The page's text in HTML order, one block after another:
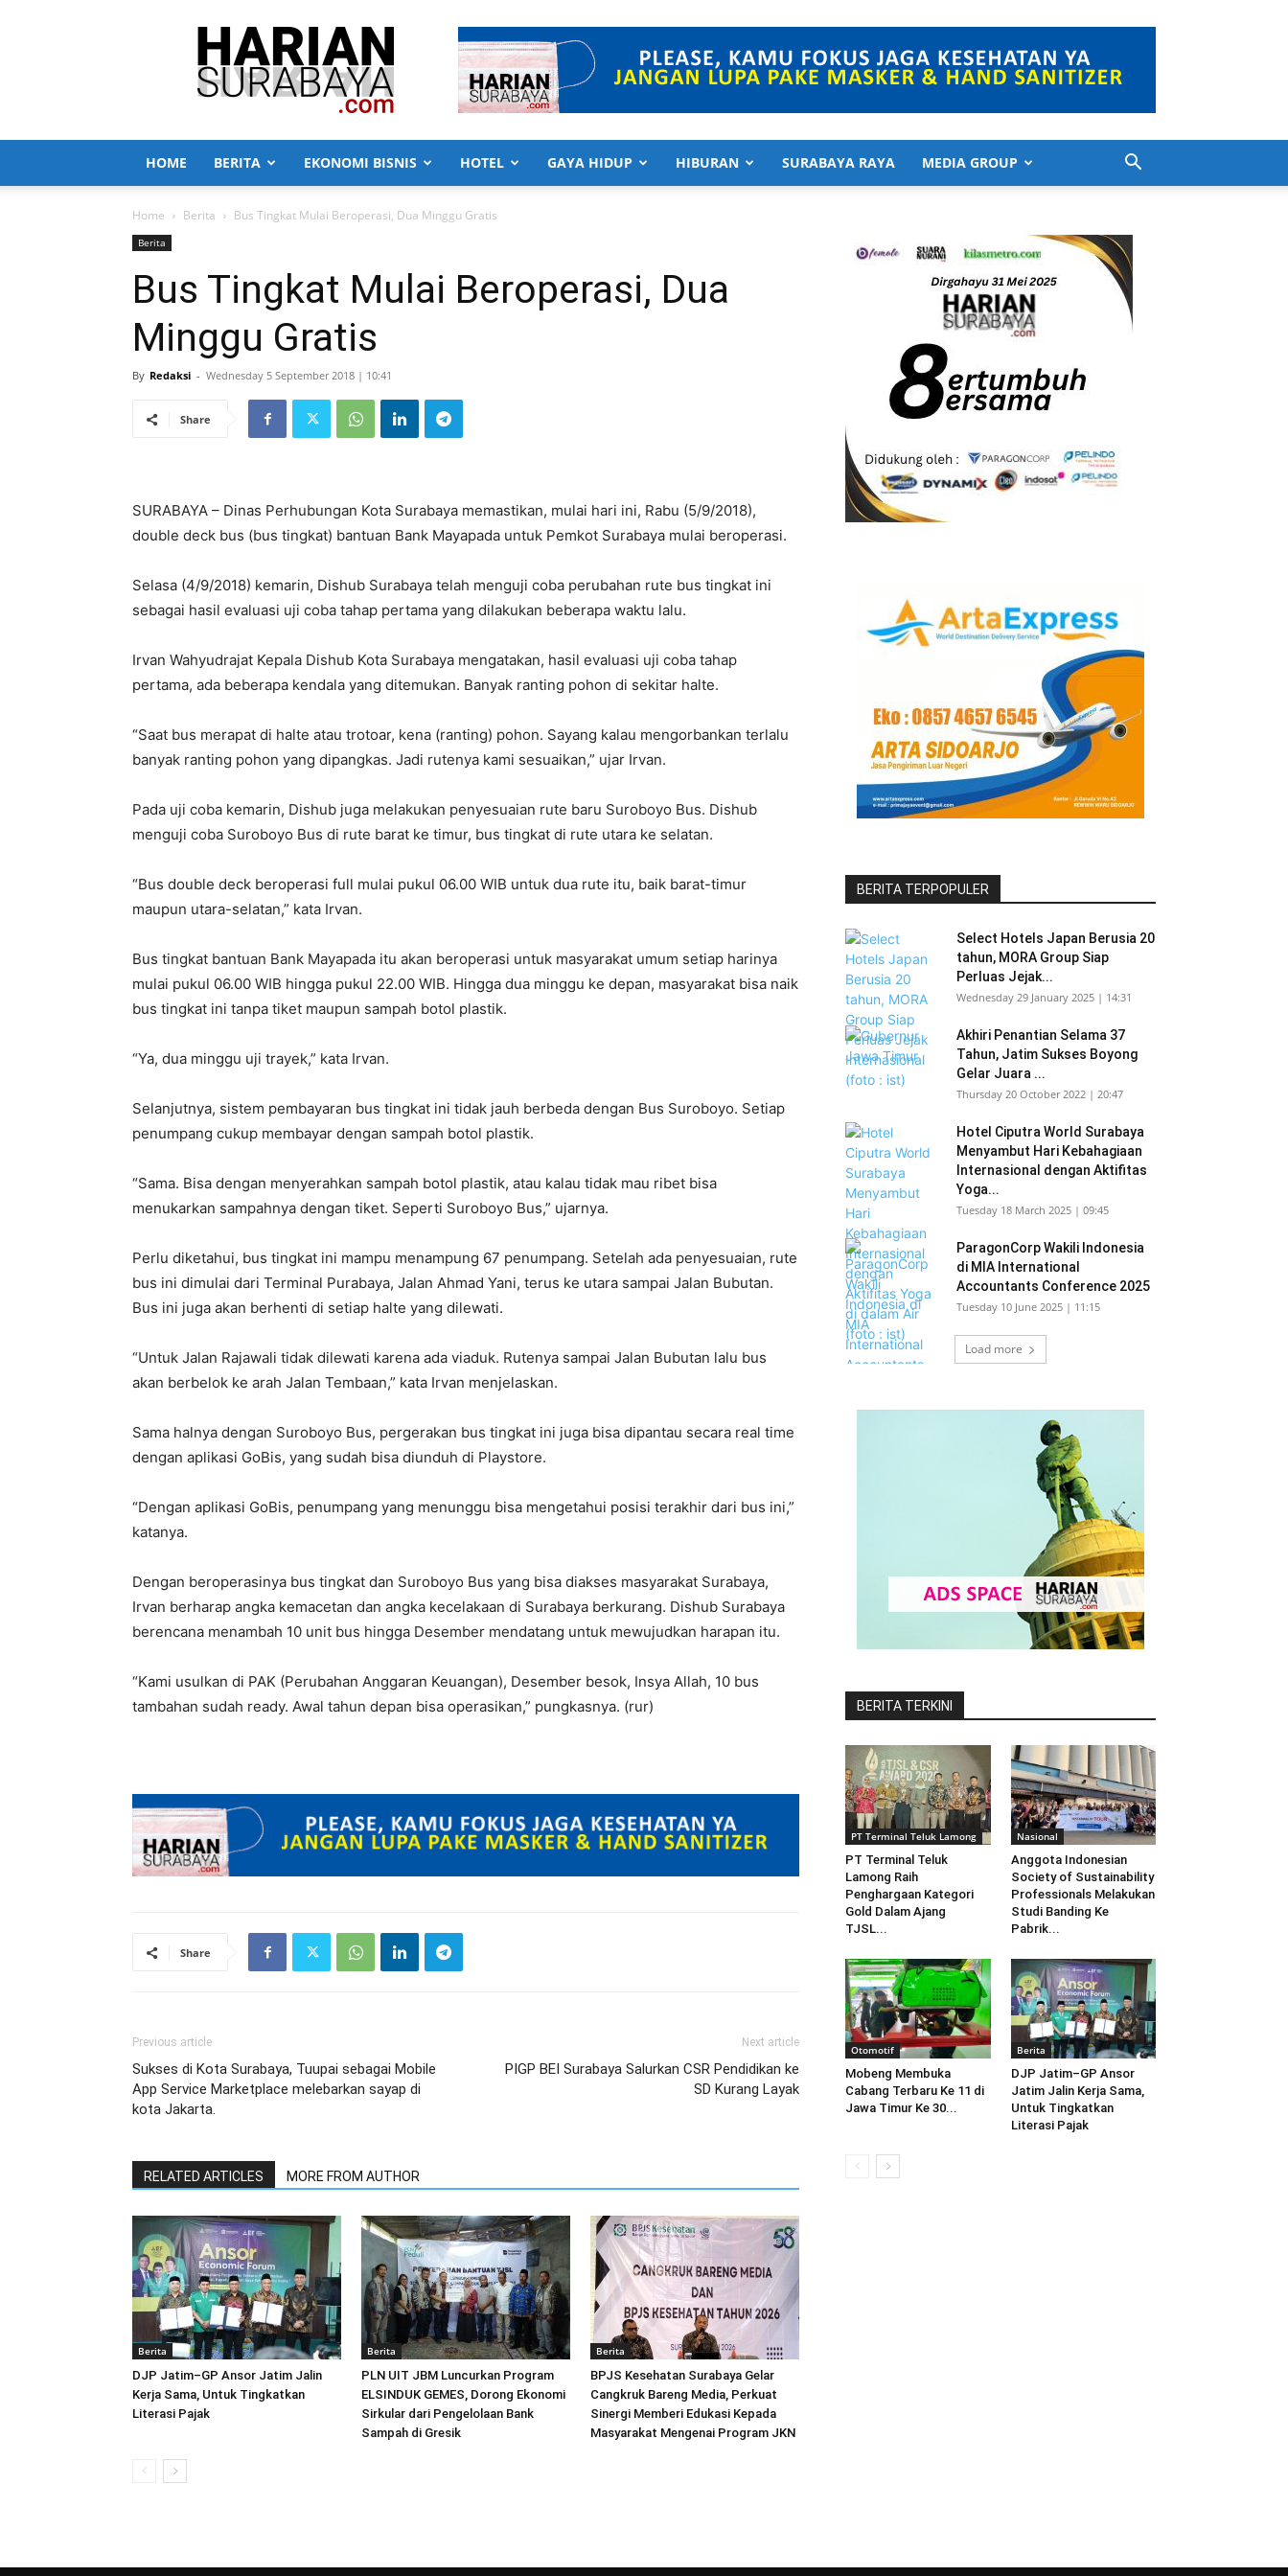
Harian
Surabaya
HOME BERITA EKONOMI BISNIS HOTEL GAYA HIDUP HIBURAN SURABAYA RAYA MEDIA GROUP
Home Berita Bus Tingkat Mulai Beroperasi, Dua Minggu Gratis
Berita
Bus Tingkat Mulai Beroperasi, Dua
Minggu Gratis
By Redaksi - Wednesday 5 September 2018 | 10:41
Share
SURABAYA – Dinas Perhubungan Kota Surabaya memastikan, mulai hari ini, Rabu (5/9/2018),
double deck bus (bus tingkat) bantuan Bank Mayapada untuk Pemkot Surabaya mulai beroperasi.
Selasa (4/9/2018) kemarin, Dishub Surabaya telah menguji coba perubahan rute bus tingkat ini
sebagai hasil evaluasi uji coba tahap pertama yang dilakukan beberapa waktu lalu.
Irvan Wahyudrajat Kepala Dishub Kota Surabaya mengatakan, hasil evaluasi uji coba tahap
pertama, ada beberapa kendala yang ditemukan. Banyak ranting pohon di sekitar halte.
“Saat bus merapat di halte atau trotoar, kena (ranting) pohon. Sayang kalau mengorbankan terlalu
banyak ranting pohon yang dipangkas. Jadi rutenya kami sesuaikan,” ujar Irvan.
Pada uji coba kemarin, Dishub juga melakukan penyesuaian rute baru Suroboyo Bus. Dishub
menguji coba Suroboyo Bus di rute barat ke timur, bus tingkat di rute utara ke selatan.
“Bus double deck beroperasi full mulai pukul 06.00 WIB untuk dua rute itu, baik barat-timur
maupun utara-selatan,” kata Irvan.
Bus tingkat bantuan Bank Mayapada itu akan beroperasi untuk masyarakat umum setiap harinya
mulai pukul 06.00 WIB hingga pukul 22.00 WIB. Hingga dua minggu ke depan, masyarakat bisa naik
bus tingkat ini tanpa tiket maupun sampah botol plastik.
“Ya, dua minggu uji trayek,” kata Irvan.
Selanjutnya, sistem pembayaran bus tingkat ini tidak jauh berbeda dengan Bus Suroboyo. Setiap
penumpang cukup membayar dengan sampah botol plastik.
“Sama. Bisa dengan menyerahkan sampah botol plastik, atau kalau tidak mau ribet bisa
menukarkan sampahnya dengan tiket. Seperti Suroboyo Bus,” ujarnya.
Perlu diketahui, bus tingkat ini mampu menampung 67 penumpang. Setelah ada penyesuaian, rute
bus ini dimulai dari Terminal Purabaya, Jalan Ahmad Yani, terus ke utara sampai Jalan Bubutan.
Bus ini juga akan berhenti di setiap halte yang dilewati.
“Untuk Jalan Rajawali tidak dilewati karena ada viaduk. Rutenya sampai Jalan Bubutan lalu bus
akan berbelok ke arah Jalan Tembaan,” kata Irvan menjelaskan.
Sama halnya dengan Suroboyo Bus, pergerakan bus tingkat ini juga bisa dipantau secara real time
dengan aplikasi GoBis, yang sudah bisa diunduh di Playstore.
“Dengan aplikasi GoBis, penumpang yang menunggu bisa mengetahui posisi terakhir dari bus ini,”
katanya.
Dengan beroperasinya bus tingkat dan Suroboyo Bus yang bisa diakses masyarakat Surabaya,
Irvan berharap angka kemacetan dan angka kecelakaan di Surabaya berkurang. Dishub Surabaya
berencana menambah 10 unit bus hingga Desember mendatang untuk mewujudkan harapan itu.
“Kami usulkan di PAK (Perubahan Anggaran Keuangan), Desember besok, Insya Allah, 10 bus
tambahan sudah ready. Awal tahun depan bisa operasikan,” pungkasnya. (rur)
Share
Previous article
Sukses di Kota Surabaya, Tuupai sebagai Mobile
App Service Marketplace melebarkan sayap di
kota Jakarta.
Next article
PIGP BEI Surabaya Salurkan CSR Pendidikan ke
SD Kurang Layak
RELATED ARTICLES MORE FROM AUTHOR
Berita
DJP Jatim–GP Ansor Jatim Jalin
Kerja Sama, Untuk Tingkatkan
Literasi Pajak
Berita
PLN UIT JBM Luncurkan Program
ELSINDUK GEMES, Dorong Ekonomi
Sirkular dari Pengelolaan Bank
Sampah di Gresik
Berita
BPJS Kesehatan Surabaya Gelar
Cangkruk Bareng Media, Perkuat
Sinergi Memberi Edukasi Kepada
Masyarakat Mengenai Program JKN
BERITA TERPOPULER
Select Hotels Japan Berusia 20
tahun, MORA Group Siap
Perluas Jejak...
Wednesday 29 January 2025 | 14:31
Akhiri Penantian Selama 37
Tahun, Jatim Sukses Boyong
Gelar Juara ...
Thursday 20 October 2022 | 20:47
Hotel Ciputra World Surabaya
Menyambut Hari Kebahagiaan
Internasional dengan Aktifitas
Yoga...
Tuesday 18 March 2025 | 09:45
ParagonCorp Wakili Indonesia
di MIA International
Accountants Conference 2025
Tuesday 10 June 2025 | 11:15
Load more
BERITA TERKINI
PT Terminal Teluk Lamong
PT Terminal Teluk
Lamong Raih
Penghargaan Kategori
Gold Dalam Ajang
TJSL...
Nasional
Anggota Indonesian
Society of Sustainability
Professionals Melakukan
Studi Banding Ke
Pabrik...
Otomotif
Mobeng Membuka
Cabang Terbaru Ke 11 di
Jawa Timur Ke 30...
Berita
DJP Jatim–GP Ansor
Jatim Jalin Kerja Sama,
Untuk Tingkatkan
Literasi Pajak